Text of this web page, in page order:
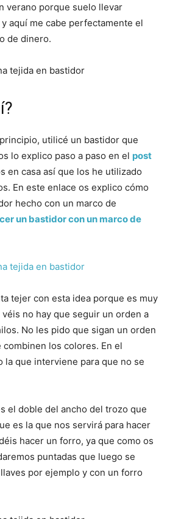
verano porque suelo llevar
aquí me cabe perfectamente el
de dinero.
utilicé un bastidor que
lo explico paso a paso en el post
en casa así que los he utilizado
En este enlace os explico cómo
hecho con un marco de
un bastidor con un marco de
tejer con esta idea porque es muy
no hay que seguir un orden a
No les pido que sigan un orden
los colores. En el
la que interviene para que no se
el doble del ancho del trozo que
es la que nos servirá para hacer
hacer un forro, ya que como os
puntadas que luego se
por ejemplo y con un forro